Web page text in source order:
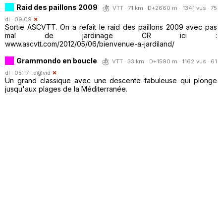
Raid des paillons 2009
VTT · 71 km · D+2660 m · 1341 vus · 75
dl · 09:09
Sortie ASCVTT. On a refait le raid des paillons 2009 avec pas
mal de jardinage CR ici :
www.ascvtt.com/2012/05/06/bienvenue-a-jardiland/
Grammondo en boucle
VTT · 33 km · D+1590 m · 1162 vus · 61
dl · 05:17 · d@vid
Un grand classique avec une descente fabuleuse qui plonge
jusqu'aux plages de la Méditerranée.